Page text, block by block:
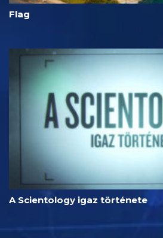
Flag
A Scientology igaz története